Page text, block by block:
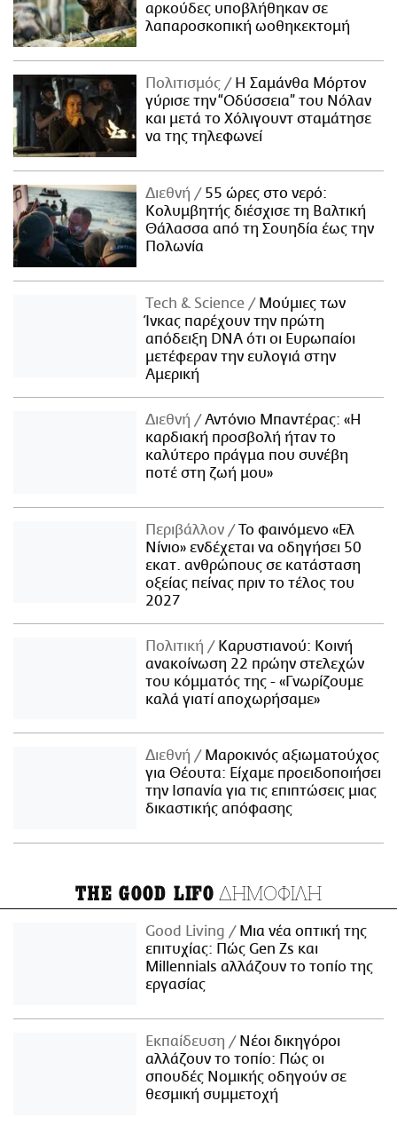
αρκούδες υποβλήθηκαν σε
λαπαροσκοπική ωοθηκεκτομή
Πολιτισμός
Η Σαμάνθα Μόρτον
γύρισε την “Οδύσσεια” του Νόλαν
και μετά το Χόλιγουντ σταμάτησε
να της τηλεφωνεί
Διεθνή
55 ώρες στο νερό:
Κολυμβητής διέσχισε τη Βαλτική
Θάλασσα από τη Σουηδία έως την
Πολωνία
Τech & Science
Μούμιες των
Ίνκας παρέχουν την πρώτη
απόδειξη DNA ότι οι Ευρωπαίοι
μετέφεραν την ευλογιά στην
Αμερική
Διεθνή
Αντόνιο Μπαντέρας: «Η
καρδιακή προσβολή ήταν το
καλύτερο πράγμα που συνέβη
ποτέ στη ζωή μου»
Περιβάλλον
Το φαινόμενο «Ελ
Νίνιο» ενδέχεται να οδηγήσει 50
εκατ. ανθρώπους σε κατάσταση
οξείας πείνας πριν το τέλος του
2027
Πολιτική
Καρυστιανού: Κοινή
ανακοίνωση 22 πρώην στελεχών
του κόμματός της - «Γνωρίζουμε
καλά γιατί αποχωρήσαμε»
Διεθνή
Μαροκινός αξιωματούχος
για Θέουτα: Είχαμε προειδοποιήσει
την Ισπανία για τις επιπτώσεις μιας
δικαστικής απόφασης
THE GOOD LIFO ΔΗΜΟΦΙΛΗ
Good Living
Μια νέα οπτική της
επιτυχίας: Πώς Gen Zs και
Millennials αλλάζουν το τοπίο της
εργασίας
Εκπαίδευση
Νέοι δικηγόροι
αλλάζουν το τοπίο: Πώς οι
σπουδές Νομικής οδηγούν σε
θεσμική συμμετοχή